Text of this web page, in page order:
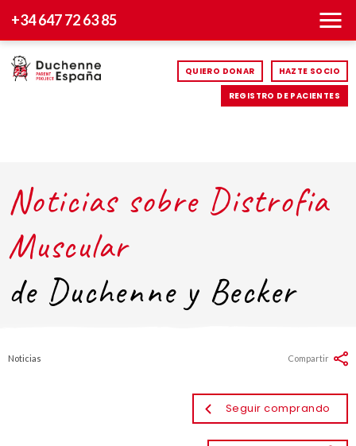
+34 647 72 63 85
QUIERO DONAR HAZTE SOCIO
REGISTRO DE PACIENTES
Noticias sobre Distrofia
Muscular
de Duchenne y Becker
Noticias
Seguir comprando
Compartir